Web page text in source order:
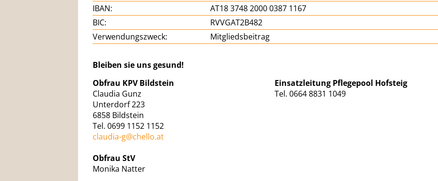
IBAN:
AT18 3748 2000 0387 1167
BIC:
RVVGAT2B482
Verwendungszweck:
Mitgliedsbeitrag
Bleiben sie uns gesund!
Obfrau KPV Bildstein
Claudia Gunz
Unterdorf 223
6858 Bildstein
Tel. 0699 1152 1152
claudia-g@chello.at
Obfrau StV
Monika Natter
Einsatzleitung Pflegepool Hofsteig
Tel. 0664 8831 1049